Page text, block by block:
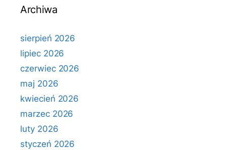
Archiwa
sierpień 2026
lipiec 2026
czerwiec 2026
maj 2026
kwiecień 2026
marzec 2026
luty 2026
styczeń 2026